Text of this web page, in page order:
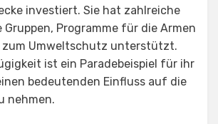
investiert. Sie hat zahlreiche
Programme für die Armen
Umweltschutz unterstützt.
ist ein Paradebeispiel für ihr
bedeutenden Einfluss auf die
nehmen.